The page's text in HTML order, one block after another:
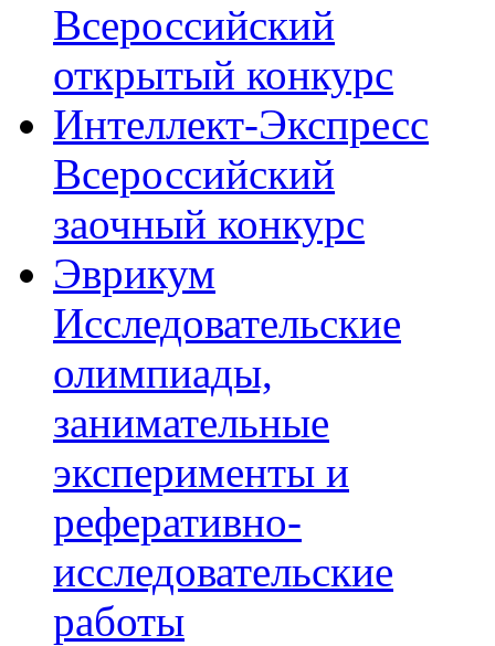
Всероссийский
открытый конкурс
Интеллект-Экспресс
Всероссийский
заочный конкурс
Эврикум
Исследовательские
олимпиады,
занимательные
эксперименты и
реферативно-
исследовательские
работы